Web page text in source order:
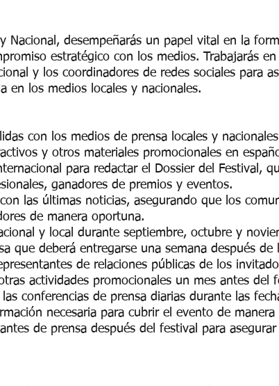
Nacional, desempeñarás un papel vital en la
estratégico con los medios. Trabajarás en
y los coordinadores de redes sociales para
en los medios locales y nacionales.
con los medios de prensa locales y
y otros materiales promocionales en
para redactar el Dossier del Festival,
ganadores de premios y eventos.
las últimas noticias, asegurando que los
de manera oportuna.
y local durante septiembre, octubre y
que deberá entregarse una semana después de
de relaciones públicas de los
actividades promocionales un mes antes del
conferencias de prensa diarias durante las
necesaria para cubrir el evento de manera
de prensa después del festival para